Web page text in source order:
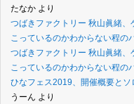
たなか より
つばきファクトリー 秋山眞緒
こっているのかわからない程の
つばきファクトリー 秋山眞緒
こっているのかわからない程の
ひなフェス2019、開催概要とソ
うーん より